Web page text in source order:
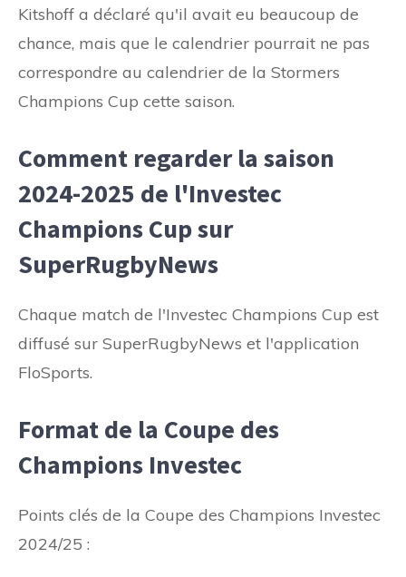
Kitshoff a déclaré qu'il avait eu beaucoup de
chance, mais que le calendrier pourrait ne pas
correspondre au calendrier de la Stormers
Champions Cup cette saison.
Comment regarder la saison
2024-2025 de l'Investec
Champions Cup sur
SuperRugbyNews
Chaque match de l'Investec Champions Cup est
diffusé sur SuperRugbyNews et l'application
FloSports.
Format de la Coupe des
Champions Investec
Points clés de la Coupe des Champions Investec
2024/25 :